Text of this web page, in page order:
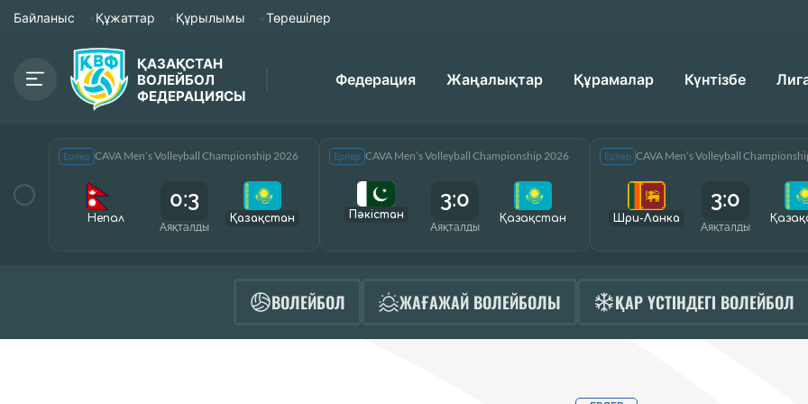
Байланыс Құжаттар Құрылымы Төрешілер
ҚАЗАҚСТАН
ВОЛЕЙБОЛ
ФЕДЕРАЦИЯСЫ
Федерация Жаңалықтар Құрамалар Күнтізбе
Ерлер CAVA Men’s Volleyball Championship 2026
Непал
0:3
Аяқталды
Қазақcтан
Ерлер CAVA Men’s Volleyball Championship 2026
Пәкістан
3:0
Аяқталды
Қазақcтан
Ерлер CAVA Men’s Volleyball
Шри-Ланка
3:0
Аяқталды
ВОЛЕЙБОЛ ЖАҒАЖАЙ ВОЛЕЙБОЛЫ ҚАР ҮСТІНДЕГІ ВОЛЕЙБОЛ